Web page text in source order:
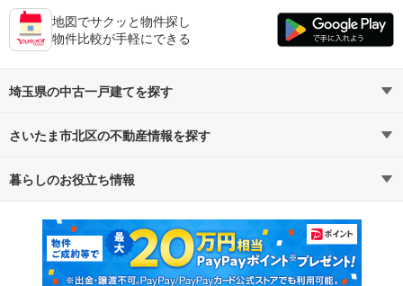
地図でサクッと物件探し
物件比較が手軽にできる
埼玉県の中古一戸建てを探す
路線・駅から探す
通勤・通学時間から探す
さいたま市北区の不動産情報を探す
不動産・住宅
新築マンション 中古マンション
新築一戸建て 中古一戸建て
暮らしのお役立ち情報
マンションカタログ 教えて！住まいの先生